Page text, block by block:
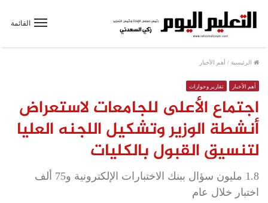
القائمة
الرئيسية / أهم الأخبار
أهم الأخبار تقارير وحوارات
اجتماع الأعلى للجامعات لاستعراض
أنشطة الوزير وتشكيل اللجنه العليا
لتنسيق القبول بالكليات
1.8 مليون سؤال ببنك الاختبارات الإلكترونية و75 ألف
اختبار خلال عام